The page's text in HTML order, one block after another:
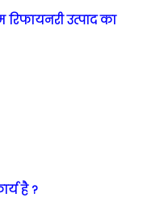
उत्पाद का
है ?